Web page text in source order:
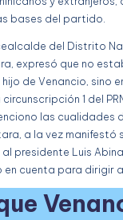
bases del partido.
del Distrito
expresó que no
de Venancio, sino
1 del
las cualidades
a la vez manifestó
presidente Luis
cuenta para dirigir a